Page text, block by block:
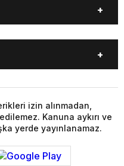
SANAT
EKONOMİ
SANAT
izin alınmadan,
Kanuna aykırı ve
yerde yayınlanamaz.